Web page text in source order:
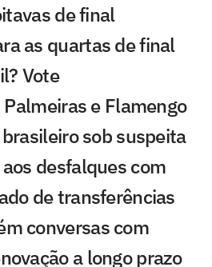
de final
as quartas de final
Vote
e Flamengo
sob suspeita
desfalques com
de transferências
conversas com
a longo prazo